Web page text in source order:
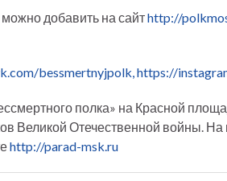
добавить на сайтhttp://
bessmertnyjpolk,https://
полка» на Красной
Великой Отечественной войны.
http://parad-msk.ru